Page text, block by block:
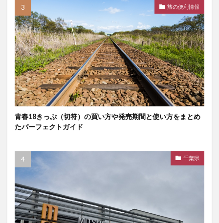
旅の便利情報
青春18きっぷ（切符）の買い方や発売期間と使い方をまとめ
たパーフェクトガイド
千葉県